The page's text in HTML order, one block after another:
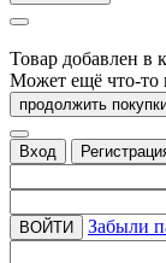
Товар добавлен в
Может ещё что-то
продолжить
Вход
ВОЙТИ
Забыли